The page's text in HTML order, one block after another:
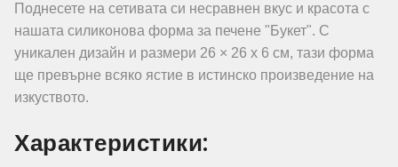
Поднесете на сетивата си несравнен вкус и красота с
нашата силиконова форма за печене "Букет". С
уникален дизайн и размери 26 × 26 х 6 см, тази форма
ще превърне всяко ястие в истинско произведение на
изкуството.
Характеристики: